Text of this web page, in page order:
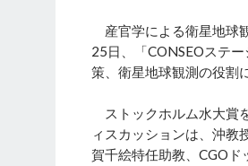
産官学による衛星地球
25日、「CONSEOステ
策、衛星地球観測の役割
ストックホルム水大賞
ィスカッションは、沖教
賀千絵特任助教、CGO